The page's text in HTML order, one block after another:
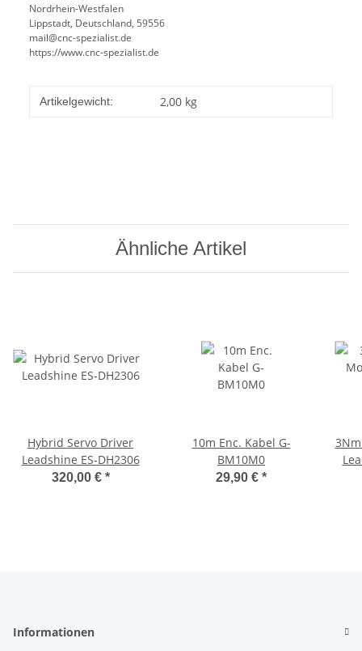
Nordrhein-Westfalen
Lippstadt, Deutschland, 59556
mail@cnc-spezialist.de
https://www.cnc-spezialist.de
Artikelgewicht: 2,00 kg
Ähnliche Artikel
Hybrid Servo Driver
Leadshine ES-DH2306
320,00 € *
10m Enc. Kabel G-
BM10M0
29,90 € *
Informationen